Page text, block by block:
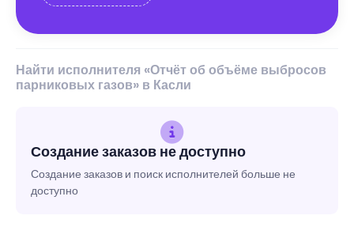
Найти исполнителя «Отчёт об объёме выбросов
парниковых газов» в Касли
Создание заказов не доступно
Создание заказов и поиск исполнителей больше не
доступно